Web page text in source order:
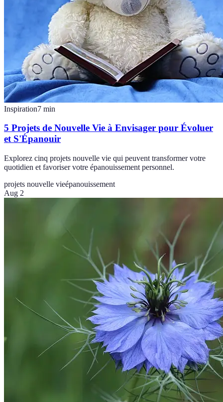
Inspiration7 min
5 Projets de Nouvelle Vie à Envisager pour Évoluer
et S'Épanouir
Explorez cinq projets nouvelle vie qui peuvent transformer votre
quotidien et favoriser votre épanouissement personnel.
projets nouvelle vieépanouissement
Aug 2